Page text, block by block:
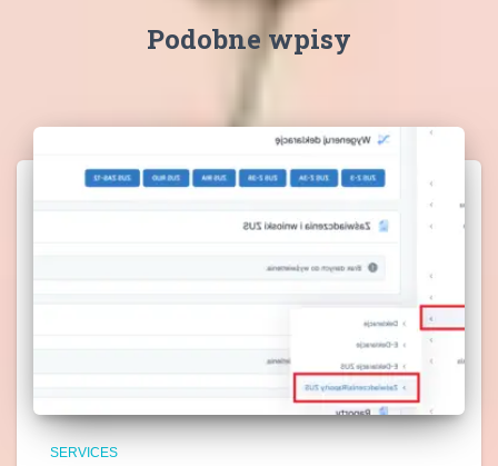
Podobne wpisy
SERVICES